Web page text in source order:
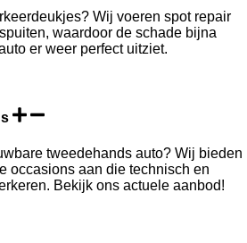
Wij voeren spot repair
waardoor de schade bijna
er weer perfect uitziet.
tweedehands auto? Wij bieden
occasions aan die technisch en
Bekijk ons actuele aanbod!